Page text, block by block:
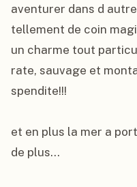
aventurer dans d
tellement de coin
un charme tout
rate, sauvage et
spendite!!!
et en plus la mer a
de plus...